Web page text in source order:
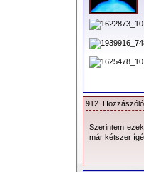
912.
Szerintem
már kétszer